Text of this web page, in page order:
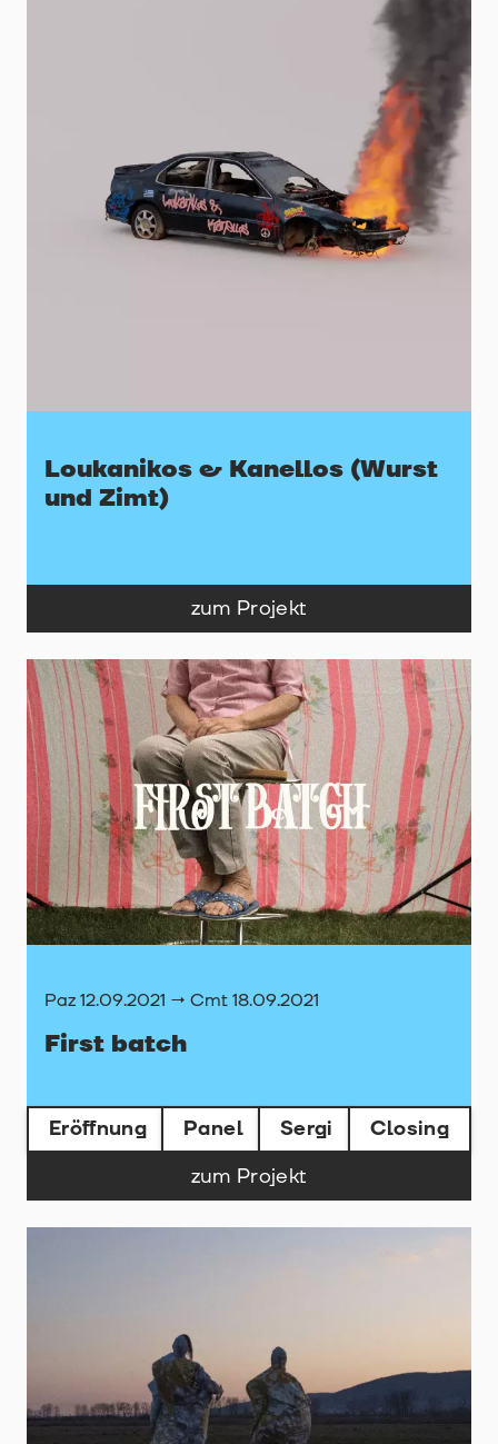
Loukanikos & Kanellos (Wurst
und Zimt)
zum Projekt
Paz 12.09.2021 → Cmt 18.09.2021
First batch
Eröffnung Panel Sergi
Closing
zum Projekt